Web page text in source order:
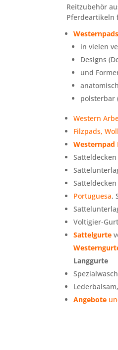
Reitzubehör
Pferdeartikeln
Westernpads
in vielen
Designs
und
polsterbar
Western
Filzpads,
Westernpad
Portuguesa,
Voltigier-
Sattelgurte
Langgurte
Lederbalsam,
Angebote